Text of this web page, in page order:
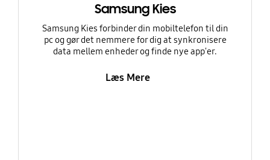
Samsung Kies
Samsung Kies forbinder din mobiltelefon til din
pc og gør det nemmere for dig at synkronisere
data mellem enheder og finde nye app'er.
Læs Mere